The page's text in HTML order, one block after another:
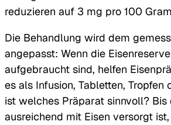
reduzieren auf 3 mg pro 100
Die Behandlung wird dem
angepasst: Wenn die
aufgebraucht sind, helfen
es als Infusion, Tabletten, Tropfen
ist welches Präparat sinnvoll?
ausreichend mit Eisen versorgt